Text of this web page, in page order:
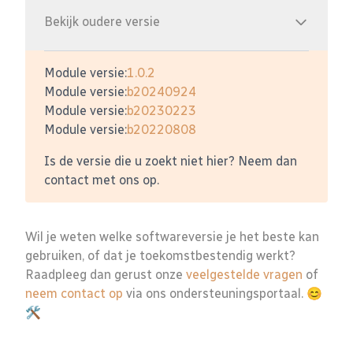
Bekijk oudere versie
Module versie:1.0.2
Module versie:b20240924
Module versie:b20230223
Module versie:b20220808
Is de versie die u zoekt niet hier? Neem dan
contact met ons op.
Wil je weten welke softwareversie je het beste kan
gebruiken, of dat je toekomstbestendig werkt?
Raadpleeg dan gerust onze veelgestelde vragen of
neem contact op via ons ondersteuningsportaal. 😊
🛠️